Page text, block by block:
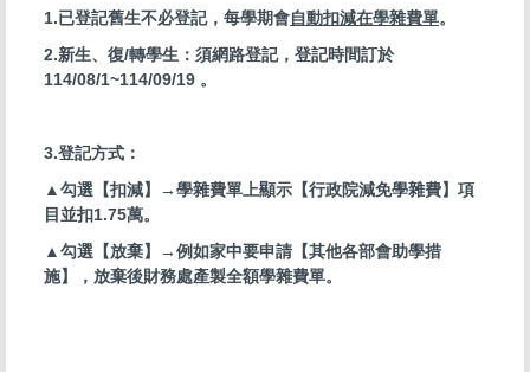
1.已登記舊生不必登記，每學期會自動扣減在學雜費單。
2.新生、復/轉學生：須網路登記，登記時間訂於
114/08/1~114/09/19 。
3.登記方式：
▲勾選【扣減】→學雜費單上顯示【行政院減免學雜費】項
目並扣1.75萬。
▲勾選【放棄】→例如家中要申請【其他各部會助學措
施】，放棄後財務處產製全額學雜費單。